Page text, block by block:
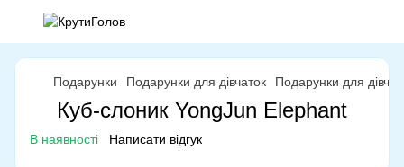
Подарунки Подарунки для дівчаток Подарунки для
Куб-слоник YongJun Elephant
В наявності Написати відгук